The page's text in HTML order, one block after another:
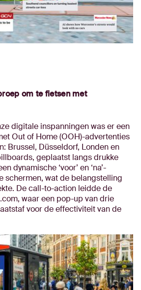
om te fietsen met
digitale inspanningen was er een
Out of Home (OOH)-advertenties
Brussel, Düsseldorf, Londen en
geplaatst langs drukke
dynamische ‘voor’ en ‘na’-
schermen, wat de belangstelling
De call-to-action leidde de
waar een pop-up van drie
voor de effectiviteit van de